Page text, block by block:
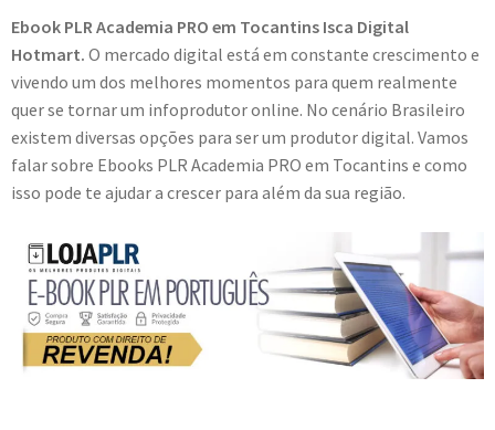
Ebook PLR Academia PRO em Tocantins Isca Digital
Hotmart. O mercado digital está em constante crescimento e
vivendo um dos melhores momentos para quem realmente
quer se tornar um infoprodutor online. No cenário Brasileiro
existem diversas opções para ser um produtor digital. Vamos
falar sobre Ebooks PLR Academia PRO em Tocantins e como
isso pode te ajudar a crescer para além da sua região.